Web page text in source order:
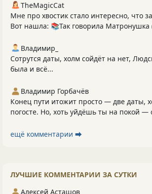
TheMagicCat
Мне про хвостик стало интересно, что
Вот нашла: 📚Так говорила Матронушка
Владимир_
Сотрутся даты, холм сойдёт на нет,
была и всё...
Владимир Горбачёв
Конец пути итожит просто — две даты,
погосте. Но, хоть уйдёшь ты на покой —
ещё комментарии ⮕
ЛУЧШИЕ КОММЕНТАРИИ ЗА СУТКИ
Алексей Асташов